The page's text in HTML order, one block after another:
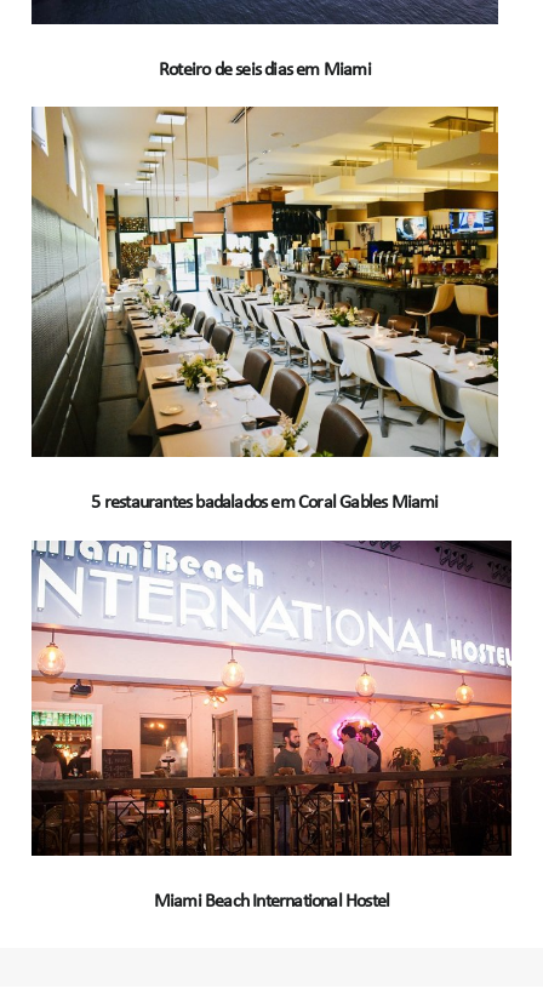
Roteiro de seis dias em Miami
5 restaurantes badalados em Coral Gables Miami
Miami Beach International Hostel